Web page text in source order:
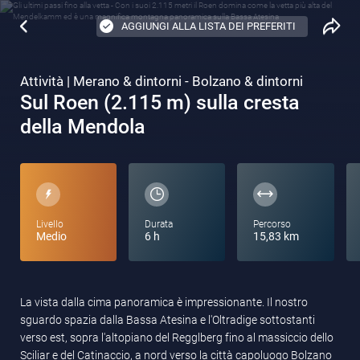
AGGIUNGI ALLA LISTA DEI PREFERITI
Attività | Merano & dintorni - Bolzano & dintorni
Sul Roen (2.115 m) sulla cresta
della Mendola
Livello
Medio
Durata
6 h
Percorso
15,83 km
La vista dalla cima panoramica è impressionante. Il nostro
sguardo spazia dalla Bassa Atesina e l'Oltradige sottostanti
verso est, sopra l'altopiano del Regglberg fino al massiccio dello
Sciliar e del Catinaccio, a nord verso la città capoluogo Bolzano